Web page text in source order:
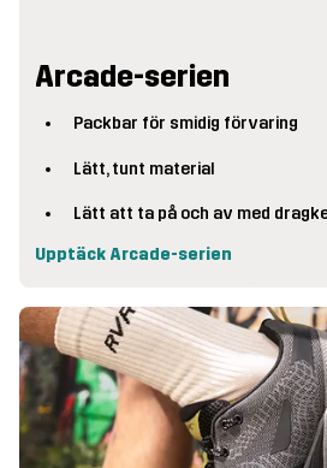
Arcade-serien
Packbar för smidig förvaring
Lätt, tunt material
Lätt att ta på och av med
Upptäck Arcade-serien